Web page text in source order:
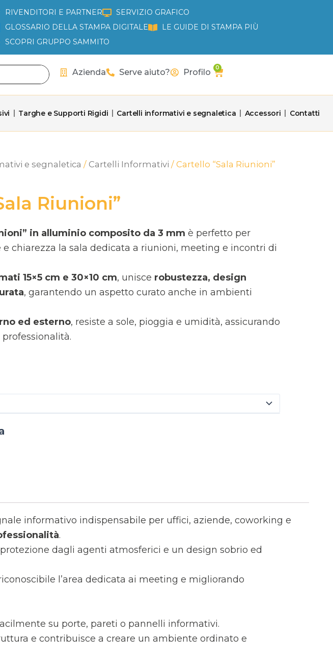
RIVENDITORI E PARTNER
SERVIZIO GRAFICO
GLOSSARIO DELLA STAMPA DIGITALE
LE GUIDE DI STAMPA PIÙ
SCOPRI GRUPPO SAMMITO
Azienda Serve aiuto? Profilo 0
Carrello
Targhe e Supporti Rigidi Cartelli informativi e segnaletica Accessori Contatti
e segnaletica / Cartelli Informativi / Cartello “Sala Riunioni”
Riunioni”
in alluminio composito da 3 mm è perfetto per
chiarezza la sala dedicata a riunioni, meeting e incontri di
15×5 cm e 30×10 cm, unisce robustezza, design
, garantendo un aspetto curato anche in ambienti
ed esterno, resiste a sole, pioggia e umidità, assicurando
informativo indispensabile per uffici, aziende, coworking e
.
dagli agenti atmosferici e un design sobrio ed
l’area dedicata ai meeting e migliorando
su porte, pareti o pannelli informativi.
e contribuisce a creare un ambiente ordinato e